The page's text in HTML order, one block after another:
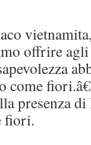
offrire
come
presenza
fiori.